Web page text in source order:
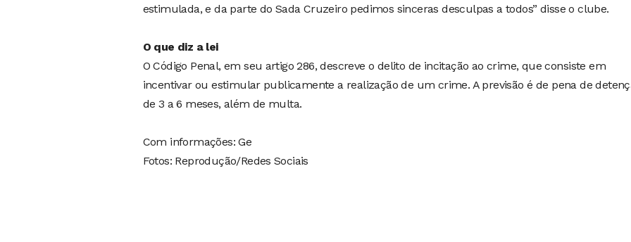
estimulada, e da parte do Sada Cruzeiro pedimos sinceras desculpas a todos” disse o clube.
O que diz a lei
O Código Penal, em seu artigo 286, descreve o delito de incitação ao crime, que consiste em
incentivar ou estimular publicamente a realização de um crime. A previsão é de pena de
de 3 a 6 meses, além de multa.
Com informações: Ge
Fotos: Reprodução/Redes Sociais